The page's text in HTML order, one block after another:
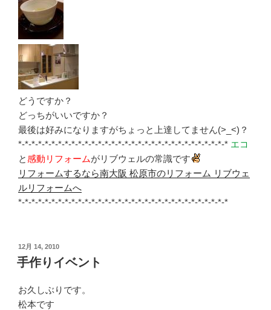
どうですか？
どっちがいいですか？
最後は好みになりますがちょっと上達してません(>_<)？
*-*-*-*-*-*-*-*-*-*-*-*-*-*-*-*-*-*-*-*-*-*-*-*-*-*-*-*-*-*-*-* エコ
と感動リフォームがリブウェルの常識です
リフォームするなら南大阪 松原市のリフォーム リブウェ
ルリフォームへ
*-*-*-*-*-*-*-*-*-*-*-*-*-*-*-*-*-*-*-*-*-*-*-*-*-*-*-*-*-*-*-*
投
稿
日:
12月 14, 2010
手作りイベント
お久しぶりです。
松本です